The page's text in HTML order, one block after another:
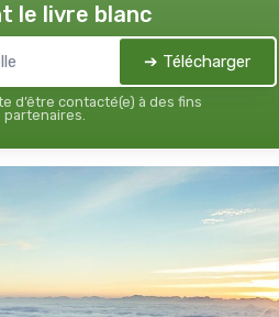
le livre blanc
➔ Télécharger
d’être contacté(e) à des fins
partenaires.